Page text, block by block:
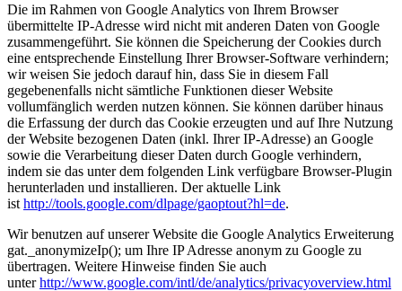
Die im Rahmen von Google Analytics von Ihrem Browser
übermittelte IP-Adresse wird nicht mit anderen Daten von Google
zusammengeführt. Sie können die Speicherung der Cookies durch
eine entsprechende Einstellung Ihrer Browser-Software verhindern;
wir weisen Sie jedoch darauf hin, dass Sie in diesem Fall
gegebenenfalls nicht sämtliche Funktionen dieser Website
vollumfänglich werden nutzen können. Sie können darüber hinaus
die Erfassung der durch das Cookie erzeugten und auf Ihre Nutzung
der Website bezogenen Daten (inkl. Ihrer IP-Adresse) an Google
sowie die Verarbeitung dieser Daten durch Google verhindern,
indem sie das unter dem folgenden Link verfügbare Browser-Plugin
herunterladen und installieren. Der aktuelle Link
ist http://tools.google.com/dlpage/gaoptout?hl=de.
Wir benutzen auf unserer Website die Google Analytics Erweiterung
gat._anonymizeIp(); um Ihre IP Adresse anonym zu Google zu
übertragen. Weitere Hinweise finden Sie auch
unterhttp://www.google.com/intl/de/analytics/privacyoverview.html